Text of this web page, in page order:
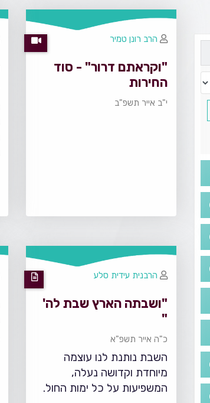
"וקראתם דרור" - סוד
החירות
י"ב אייר תשפ"ב
הרב רונן טמיר
"ושבתה הארץ שבת לה'
"
כ"ה אייר תשפ"א
השבת נותנת לנו עוצמה
מיוחדת וקדושה נעלה,
המשפיעות על כל ימות החול.
הרבנית עידית סלע